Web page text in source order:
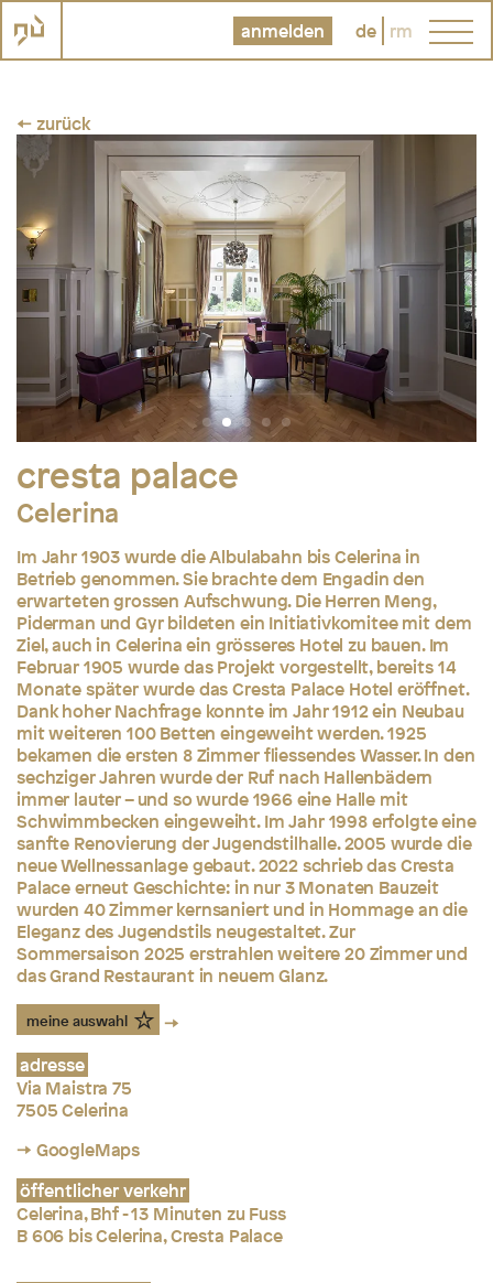
anmelden de rm
← zurück
cresta palace
Celerina
Im Jahr 1903 wurde die Albulabahn bis Celerina in
Betrieb genommen. Sie brachte dem Engadin den
erwarteten grossen Aufschwung. Die Herren Meng,
Piderman und Gyr bildeten ein Initiativkomitee mit dem
Ziel, auch in Celerina ein grösseres Hotel zu bauen. Im
Februar 1905 wurde das Projekt vorgestellt, bereits 14
Monate später wurde das Cresta Palace Hotel eröffnet.
Dank hoher Nachfrage konnte im Jahr 1912 ein Neubau
mit weiteren 100 Betten eingeweiht werden. 1925
bekamen die ersten 8 Zimmer fliessendes Wasser. In den
sechziger Jahren wurde der Ruf nach Hallenbädern
immer lauter – und so wurde 1966 eine Halle mit
Schwimmbecken eingeweiht. Im Jahr 1998 erfolgte eine
sanfte Renovierung der Jugendstilhalle. 2005 wurde die
neue Wellnessanlage gebaut. 2022 schrieb das Cresta
Palace erneut Geschichte: in nur 3 Monaten Bauzeit
wurden 40 Zimmer kernsaniert und in Hommage an die
Eleganz des Jugendstils neugestaltet. Zur
Sommersaison 2025 erstrahlen weitere 20 Zimmer und
das Grand Restaurant in neuem Glanz.
meine auswahl
adresse
Via Maistra 75
7505 Celerina
→ GoogleMaps
öffentlicher verkehr
Celerina, Bhf - 13 Minuten zu Fuss
B 606 bis Celerina, Cresta Palace